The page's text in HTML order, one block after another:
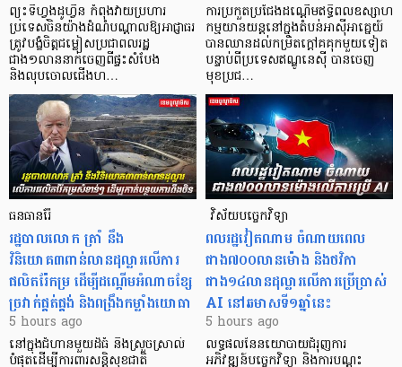
ព្យុះទីហ្វុងដូហ្វីន កំពុងវាយប្រហារ
ប្រទេសចិនយ៉ាងដំណំបណ្តាលឱ្យអាជ្ញាធរ
ត្រូវបង្ខំចិត្តជម្លៀសប្រជាពលរដ្ឋ
ជាង១លាននាក់ចេញពីផ្ទះសំបែង
និងលុបចោលជើងហ…
ការប្រកួតប្រជែងដណ្តើមឥទ្ធិពលឧស្សាហ
កម្មយានយន្តនៅក្នុងតំបន់អាស៊ីអាគ្នេយ៍
បានឈានដល់កម្រិតក្ដៅគគុកមួយទៀត
បន្ទាប់ពីប្រទេសឥណ្ឌូនេស៊ី បានចេញ
មុខប្រជ…
ធនធានរ៉ែ
​រដ្ឋបាលលោក ត្រាំ នឹង​
វិនិយោគ៣ពាន់លានដុល្លារលើការ
ផលិតរ៉ែកម្រ ដើម្បីដណ្តើមអំណាចខ្សែ
ច្រវាក់ផ្គត់ផ្គង់ និងពង្រឹងកម្លាំងយោធា
5 hours ago
នៅក្នុងជំហានមួយដ៏ធំ និងស្រួចស្រាល់
បំផុតដើម្បីការពារសន្តិសុខជាតិ
​​​​​​​​​​​​​​​​​​​​​​​​​​​​​ វិស័យបច្ចេកវិទ្យា
ពលរដ្ឋវៀតណាម ​ចំណាយពេល
ជាង៧០០លានម៉ោង និងថវិកា
ជាង១៤លានដុល្លារលើការប្រើប្រាស់
AI នៅឆមាសទី១ឆ្នាំនេះ
5 hours ago
លទ្ធផលនៃនយោបាយជំរុញការ
អភិវឌ្ឍន៍បច្ចេកវិទ្យា និងការបណ្តុះ